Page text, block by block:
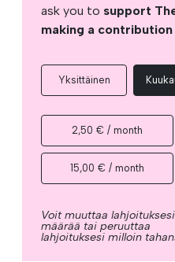
ask you to support
making a
Yksittäinen
2,50 € / month
15,00 € / month
Voit muuttaa lahjoituksesi
määrää tai peruuttaa
lahjoituksesi milloin